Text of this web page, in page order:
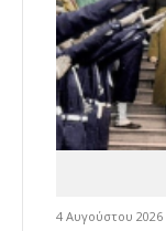
4 Αυγούστου 2026